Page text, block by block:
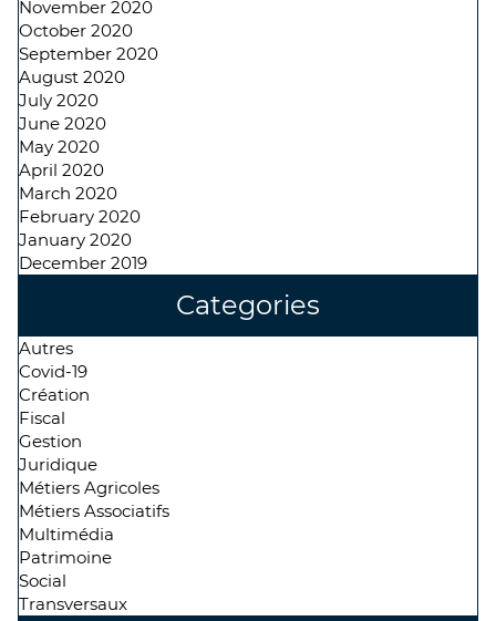
November 2020
October 2020
September 2020
August 2020
July 2020
June 2020
May 2020
April 2020
March 2020
February 2020
January 2020
December 2019
Categories
Autres
Covid-19
Création
Fiscal
Gestion
Juridique
Métiers Agricoles
Métiers Associatifs
Multimédia
Patrimoine
Social
Transversaux